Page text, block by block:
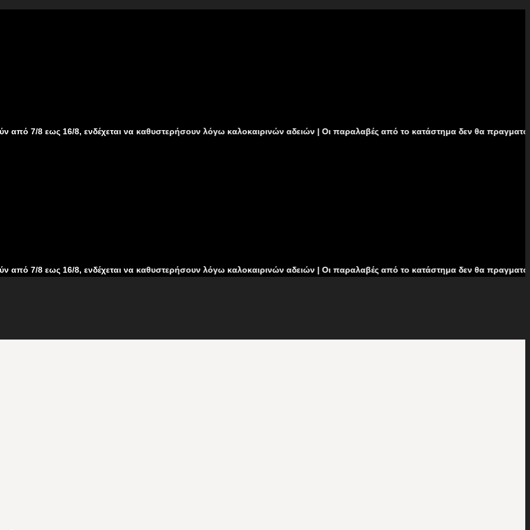
8 εως 16/8, ενδέχεται να καθυστερήσουν λόγω καλοκαιρινών αδειών | Οι παραλαβές από το κατάστημα δεν θα
8 εως 16/8, ενδέχεται να καθυστερήσουν λόγω καλοκαιρινών αδειών | Οι παραλαβές από το κατάστημα δεν θα